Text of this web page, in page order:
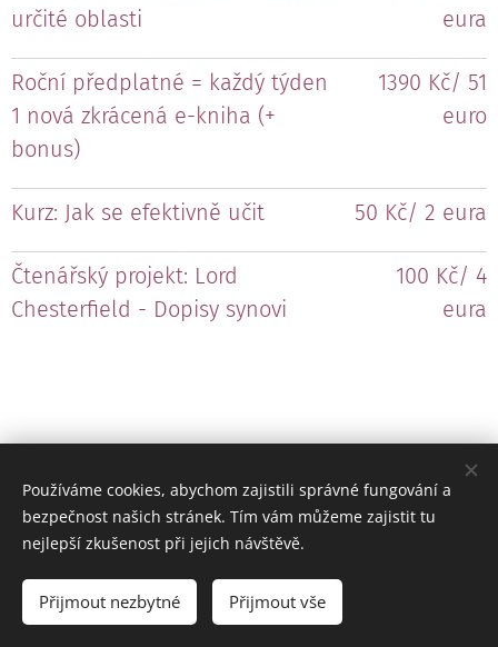
určité oblasti
eura
Roční předplatné = každý týden
1 nová zkrácená e-kniha (+
bonus)
1390 Kč/ 51
euro
Kurz: Jak se efektivně učit 50 Kč/ 2 eura
Čtenářský projekt: Lord
Chesterfield - Dopisy synovi
100 Kč/ 4
eura
Obrázky poskytlPexels
Cookies
Používáme cookies, abychom zajistili správné fungování a
bezpečnost našich stránek. Tím vám můžeme zajistit tu
nejlepší zkušenost při jejich návštěvě.
Přijmout nezbytné Přijmout vše